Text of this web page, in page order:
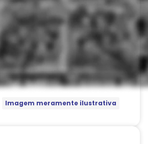
Imagem meramente ilustrativa